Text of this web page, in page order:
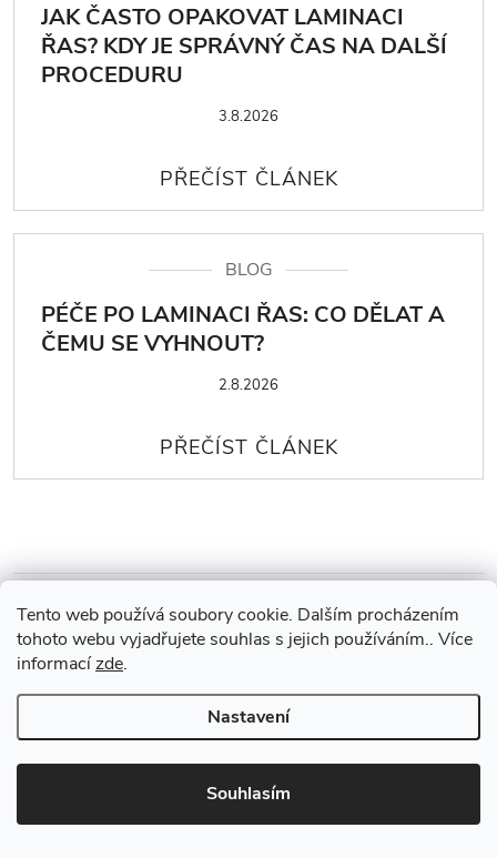
Tento web používá soubory cookie. Dalším procházením
tohoto webu vyjadřujete souhlas s jejich používáním.. Více
informacízde.
Nastavení
Souhlasím
JAK ČASTO OPAKOVAT LAMINACI
ŘAS? KDY JE SPRÁVNÝ ČAS NA DALŠÍ
PROCEDURU
3.8.2026
BLOG
PÉČE PO LAMINACI ŘAS: CO DĚLAT A
ČEMU SE VYHNOUT?
2.8.2026
4,8 Hodnocení zákazníků
822 hodnocení
Zobrazit recenze